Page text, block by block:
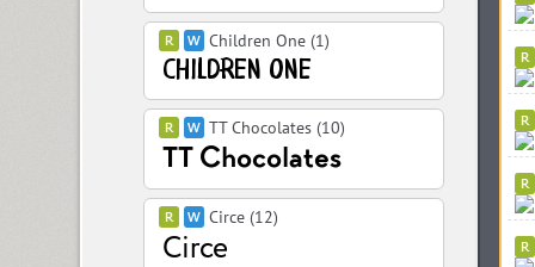
Children One (1)
TT Chocolates (10)
Circe (12)